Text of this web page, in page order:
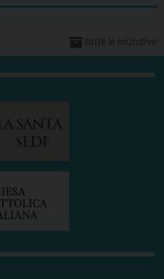
tutte le iniziative